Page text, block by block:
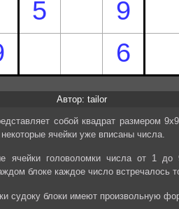
Автор: tailor
собой квадрат размером
ячейки уже вписаны числа.
ячейки головоломки числа от 1
блоке каждое число встречалось
судоку блоки имеют произвольную